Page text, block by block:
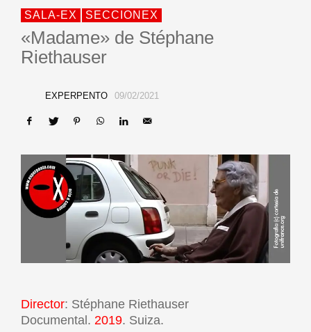
SALA-EX SECCIONEX
«Madame» de Stéphane
Riethauser
EXPERPENTO 09/02/2021
Director: Stéphane Riethauser
Documental. 2019. Suiza.